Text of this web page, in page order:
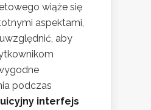
wiąże się
aspektami,
aby
podczas
interfejs